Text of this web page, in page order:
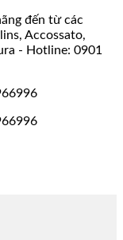
đến từ các
Accossato,
- Hotline: 0901